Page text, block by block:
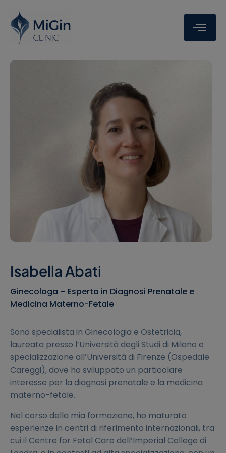
Isabella Abati
Ginecologa – Esperta in Diagnosi Prenatale e
Medicina Materno-Fetale
Sono specialista in Ginecologia e Ostetricia,
laureata presso l’Università degli Studi di Milano e
specializzazione all’Università di Firenze (Ospedale
Careggi), dove ho sviluppato un particolare
interesse per la diagnosi prenatale e la medicina
materno-fetale.
Nel corso della mia formazione, ho maturato
esperienze in centri di riferimento internazionali, tra
cui il Centre for Fetal Care dell’Imperial College di